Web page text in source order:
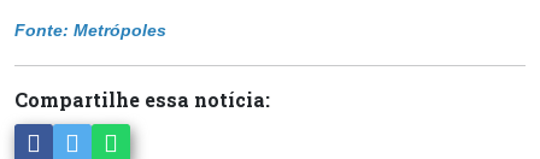
Fonte: Metrópoles
Compartilhe essa notícia: